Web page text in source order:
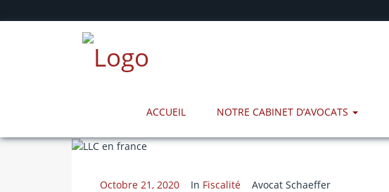
ACCUEIL NOTRE CABINET D’AVOCATS
Octobre 21, 2020 In Fiscalité Avocat Schaeffer